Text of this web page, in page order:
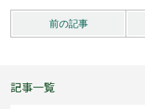
前の記事
記事一覧